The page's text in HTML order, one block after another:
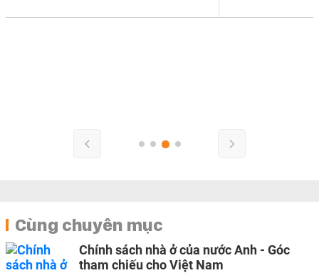
Cùng chuyên mục
Chính sách nhà ở của nước Anh - Góc
tham chiếu cho Việt Nam